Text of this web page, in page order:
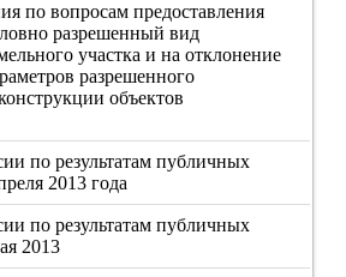
по вопросам предоставления
разрешенный вид
участка и на отклонение
разрешенного
объектов
по результатам публичных
2013 года
по результатам публичных
2013